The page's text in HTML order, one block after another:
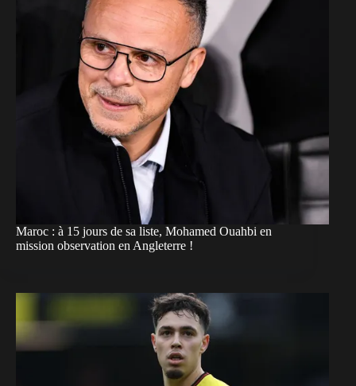
Maroc : à 15 jours de sa liste, Mohamed Ouahbi en
mission observation en Angleterre !